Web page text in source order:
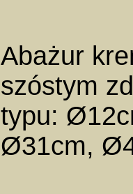
Abażur
szóstym
typu:
Ø31cm,